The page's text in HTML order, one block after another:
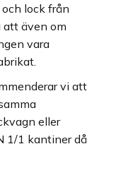
lock från
att även om
vara
vi att
eller
1/1 kantiner då